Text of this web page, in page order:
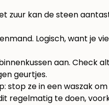
zuur kan de steen
Logisch, want je
aan. Check
geurtjes.
ze in een waszak
regelmatig te doen,